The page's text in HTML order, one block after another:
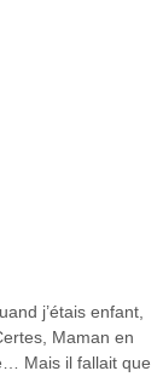
j’étais enfant,
Maman en
Mais il fallait que